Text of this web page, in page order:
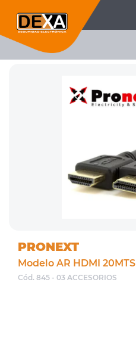
RUBRO 03 ACCESORIOS
PRONEXT
Modelo AR HDMI 20MTS
Cód. 845 - 03 ACCESORIOS